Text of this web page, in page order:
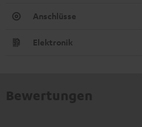
Anschlüsse
Elektronik